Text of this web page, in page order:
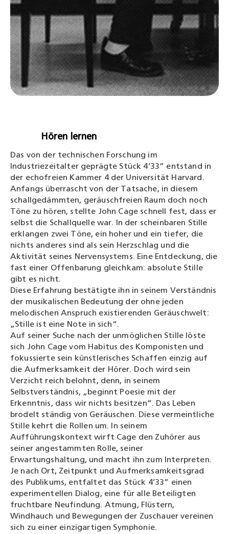
Hören lernen
Das von der technischen Forschung im
Industriezeitalter geprägte Stück 4’33” entstand in
der echofreien Kammer 4 der Universität Harvard.
Anfangs überrascht von der Tatsache, in diesem
schallgedämmten, geräuschfreien Raum doch noch
Töne zu hören, stellte John Cage schnell fest, dass er
selbst die Schallquelle war. In der scheinbaren Stille
erklangen zwei Töne, ein hoher und ein tiefer, die
nichts anderes sind als sein Herzschlag und die
Aktivität seines Nervensystems. Eine Entdeckung, die
fast einer Offenbarung gleichkam: absolute Stille
gibt es nicht.
Diese Erfahrung bestätigte ihn in seinem Verständnis
der musikalischen Bedeutung der ohne jeden
melodischen Anspruch existierenden Geräuschwelt:
„Stille ist eine Note in sich“.
Auf seiner Suche nach der unmöglichen Stille löste
sich John Cage vom Habitus des Komponisten und
fokussierte sein künstlerisches Schaffen einzig auf
die Aufmerksamkeit der Hörer. Doch wird sein
Verzicht reich belohnt, denn, in seinem
Selbstverständnis, „beginnt Poesie mit der
Erkenntnis, dass wir nichts besitzen“. Das Leben
brodelt ständig von Geräuschen. Diese vermeintliche
Stille kehrt die Rollen um. In seinem
Aufführungskontext wirft Cage den Zuhörer aus
seiner angestammten Rolle, seiner
Erwartungshaltung, und macht ihn zum Interpreten.
Je nach Ort, Zeitpunkt und Aufmerksamkeitsgrad
des Publikums, entfaltet das Stück 4’33” einen
experimentellen Dialog, eine für alle Beteiligten
fruchtbare Neufindung. Atmung, Flüstern,
Windhauch und Bewegungen der Zuschauer vereinen
sich zu einer einzigartigen Symphonie.